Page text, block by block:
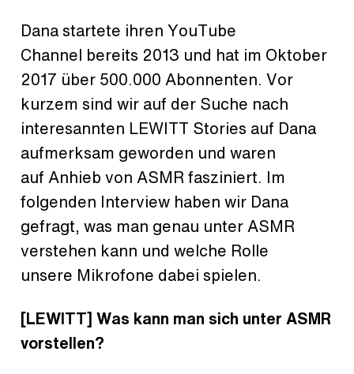
Dana startete ihren YouTube
Channel bereits 2013 und hat im Oktober
2017 über 500.000 Abonnenten. Vor
kurzem sind wir auf der Suche nach
interesannten LEWITT Stories auf Dana
aufmerksam geworden und waren
auf Anhieb von ASMR fasziniert. Im
folgenden Interview haben wir Dana
gefragt, was man genau unter ASMR
verstehen kann und welche Rolle
unsere Mikrofone dabei spielen.
[LEWITT] Was kann man sich unter ASMR
vorstellen?